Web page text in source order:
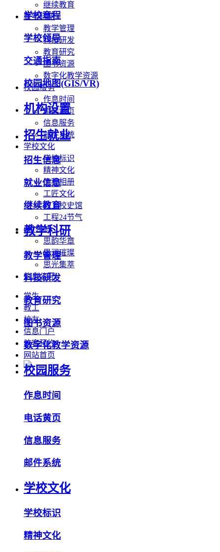
继续教育
教学科研
教学管理
科技研发
教育研究
图书资源
数字化教学资源
校园服务
作息时间
电话黄页
信息服务
邮件系统
学校文化
学校标识
精神文化
工程相册
工匠文化
线上校史馆
工程24节气
e思领航
思韵华章
思澜璀璨
思光集萃
信息公开
学生
教工
校友
信息门户
访客预约
网站首页
学校章程
学校领导
交通指南
校园地图(GIS/VR)
机构设置
招生就业
招生信息
就业信息
继续教育
教学科研
教学管理
科技研发
教育研究
图书资源
数字化教学资源
校园服务
作息时间
电话黄页
信息服务
邮件系统
学校文化
学校标识
精神文化